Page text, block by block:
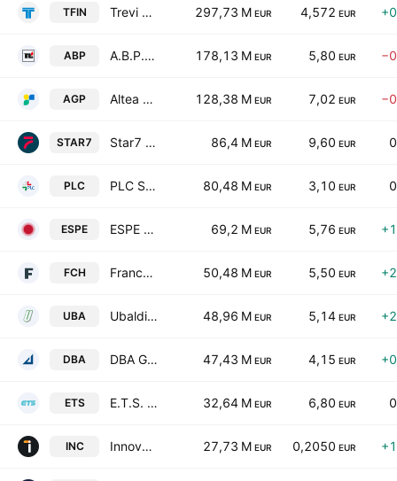
TFIN Trevi Finanziaria Industriale S.p.A. 297,73 M EUR 4,572 EUR
ABP A.B.P. Nocivelli S.p.A. 178,13 M EUR 5,80 EUR
AGP Altea Green Power S.p.A. 128,38 M EUR 7,02 EUR
STAR7 Star7 S.p.A 86,4 M EUR 9,60 EUR
PLC PLC S.p.A. 80,48 M EUR 3,10 EUR
ESPE ESPE S.p.A. 69,2 M EUR 5,76 EUR
FCH Franchetti S.P.A. 50,48 M EUR 5,50 EUR
UBA Ubaldi Costruzioni SpA 48,96 M EUR 5,14 EUR
DBA DBA Group SpA 47,43 M EUR 4,15 EUR
ETS E.T.S. S.P.A. Engineering And Technical Services 32,64 M EUR 6,80 EUR
INC Innovatec SpA 27,73 M EUR 0,2050 EUR